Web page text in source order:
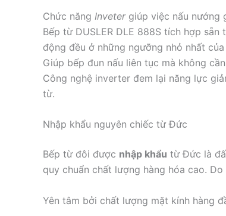
Chức năng Invetergiúp việc nấu nướng
Bếp từ DUSLER DLE 888S tích hợp
động đều ở những ngưỡng nhỏ nhất
Giúp bếp đun nấu liên tục mà không
Công nghệ inverter đem lại năng lực
từ.
Nhập khẩu nguyên chiếc từ Đức
Bếp từ đôi được nhập khẩu từ Đức là
quy chuẩn chất lượng hàng hóa cao.
Yên tâm bởi chất lượng mặt kính hàng